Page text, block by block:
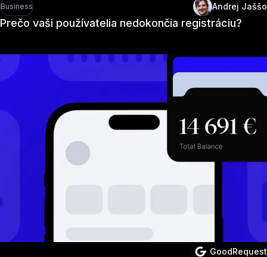
Business Andrej Jaššo
Prečo vaši používatelia nedokončia registráciu?
GoodRequest